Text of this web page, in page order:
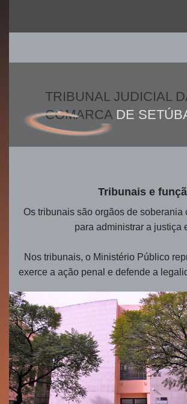
TRIBUNAL JUDICIAL
COMARCADE
Tribunais e
Os tribunais são orgãos de soberania
para administrar a justiça
Nos tribunais, o Ministério Público
exerce a ação penal e defende a